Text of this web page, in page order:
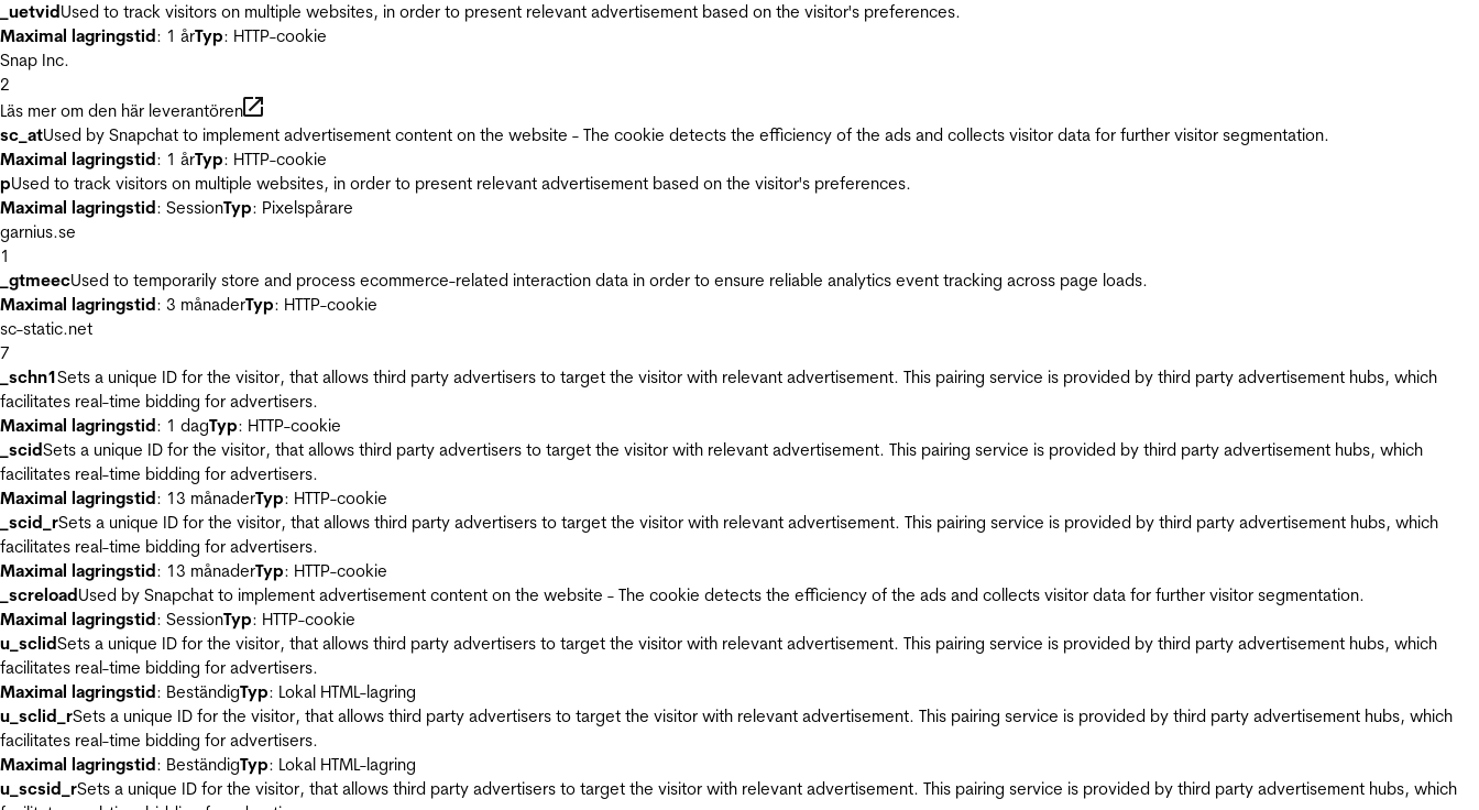
_uetvidUsed to track visitors on multiple websites, in order to present relevant advertisement based on the visitor's preferences.
Maximal lagringstid: 1 årTyp: HTTP-cookie
Snap Inc.
2
Läs mer om den här leverantören
sc_atUsed by Snapchat to implement advertisement content on the website - The cookie detects the efficiency of the ads and collects visitor data for further visitor segmentation.
Maximal lagringstid: 1 årTyp: HTTP-cookie
pUsed to track visitors on multiple websites, in order to present relevant advertisement based on the visitor's preferences.
Maximal lagringstid: SessionTyp: Pixelspårare
garnius.se
1
_gtmeecUsed to temporarily store and process ecommerce-related interaction data in order to ensure reliable analytics event tracking across page loads.
Maximal lagringstid: 3 månaderTyp: HTTP-cookie
sc-static.net
7
_schn1Sets a unique ID for the visitor, that allows third party advertisers to target the visitor with relevant advertisement. This pairing service is provided by third party advertisement hubs, which
facilitates real-time bidding for advertisers.
Maximal lagringstid: 1 dagTyp: HTTP-cookie
_scidSets a unique ID for the visitor, that allows third party advertisers to target the visitor with relevant advertisement. This pairing service is provided by third party advertisement hubs, which
facilitates real-time bidding for advertisers.
Maximal lagringstid: 13 månaderTyp: HTTP-cookie
_scid_rSets a unique ID for the visitor, that allows third party advertisers to target the visitor with relevant advertisement. This pairing service is provided by third party advertisement hubs, which
facilitates real-time bidding for advertisers.
Maximal lagringstid: 13 månaderTyp: HTTP-cookie
_screloadUsed by Snapchat to implement advertisement content on the website - The cookie detects the efficiency of the ads and collects visitor data for further visitor segmentation.
Maximal lagringstid: SessionTyp: HTTP-cookie
u_sclidSets a unique ID for the visitor, that allows third party advertisers to target the visitor with relevant advertisement. This pairing service is provided by third party advertisement hubs, which
facilitates real-time bidding for advertisers.
Maximal lagringstid: BeständigTyp: Lokal HTML-lagring
u_sclid_rSets a unique ID for the visitor, that allows third party advertisers to target the visitor with relevant advertisement. This pairing service is provided by third party advertisement hubs, which
facilitates real-time bidding for advertisers.
Maximal lagringstid: BeständigTyp: Lokal HTML-lagring
u_scsid_rSets a unique ID for the visitor, that allows third party advertisers to target the visitor with relevant advertisement. This pairing service is provided by third party advertisement hubs, which